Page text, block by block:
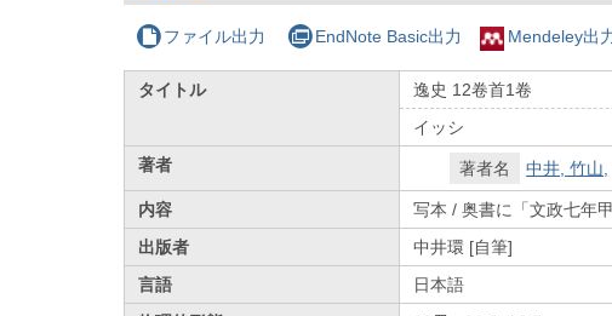
ファイル出力 EndNote Basic出力 Mendeley出
タイトル
逸史 12卷首1卷
イッシ
著者
著者名 中井, 竹山,
内容
写本 / 奥書に「文政七年
出版者
中井環 [自筆]
言語
日本語